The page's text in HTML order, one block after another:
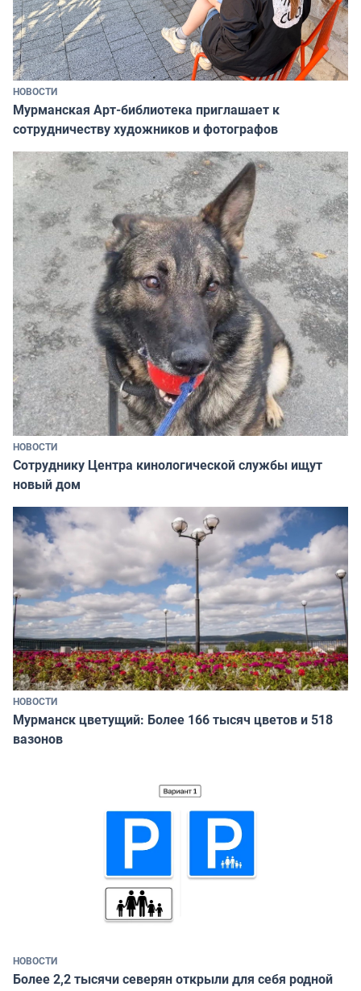
НОВОСТИ
Мурманская Арт-библиотека приглашает к
сотрудничеству художников и фотографов
НОВОСТИ
Сотруднику Центра кинологической службы ищут
новый дом
НОВОСТИ
Мурманск цветущий: Более 166 тысяч цветов и 518
вазонов
НОВОСТИ
Более 2,2 тысячи северян открыли для себя родной